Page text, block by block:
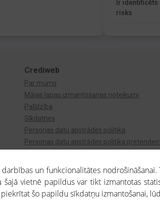
Ir
risks
Crediweb
Par mums
Mājas lapas izmantošanas noteikumi
Palīdzība
Sīkdatnes
Personas datu apstrādes politika
Personas datu apstrādes politika
ietvaros saņemtajai informācijai ir uzziņas raksturs, un
un funkcionalitātes nodrošināšanai.
vietnē papildus var tikt izmantotas
piekrītat šo papildu sīkdatņu izmantošanai,